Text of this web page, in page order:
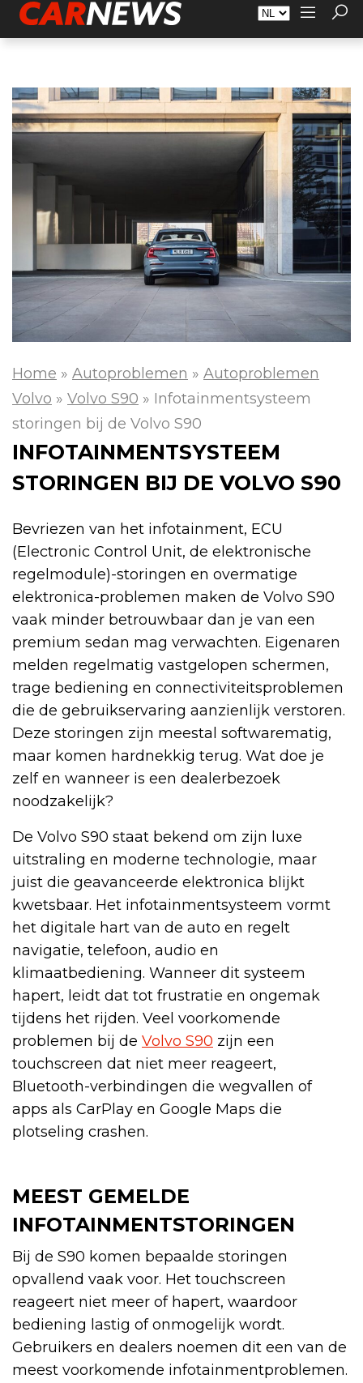
Adverteren Over Carnews.nl Contact
Home » Autoproblemen » Autoproblemen
Volvo » Volvo S90 » Infotainmentsysteem
storingen bij de Volvo S90
INFOTAINMENTSYSTEEM
STORINGEN BIJ DE VOLVO S90
Bevriezen van het infotainment, ECU
(Electronic Control Unit, de elektronische
regelmodule)-storingen en overmatige
elektronica-problemen maken de Volvo S90
vaak minder betrouwbaar dan je van een
premium sedan mag verwachten. Eigenaren
melden regelmatig vastgelopen schermen,
trage bediening en connectiviteitsproblemen
die de gebruikservaring aanzienlijk verstoren.
Deze storingen zijn meestal softwarematig,
maar komen hardnekkig terug. Wat doe je
zelf en wanneer is een dealerbezoek
noodzakelijk?
De Volvo S90 staat bekend om zijn luxe
uitstraling en moderne technologie, maar
juist die geavanceerde elektronica blijkt
kwetsbaar. Het infotainmentsysteem vormt
het digitale hart van de auto en regelt
navigatie, telefoon, audio en
klimaatbediening. Wanneer dit systeem
hapert, leidt dat tot frustratie en ongemak
tijdens het rijden. Veel voorkomende
problemen bij de Volvo S90 zijn een
touchscreen dat niet meer reageert,
Bluetooth-verbindingen die wegvallen of
apps als CarPlay en Google Maps die
plotseling crashen.
MEEST GEMELDE
INFOTAINMENTSTORINGEN
Bij de S90 komen bepaalde storingen
opvallend vaak voor. Het touchscreen
reageert niet meer of hapert, waardoor
bediening lastig of onmogelijk wordt.
Gebruikers en dealers noemen dit een van de
meest voorkomende infotainmentproblemen.